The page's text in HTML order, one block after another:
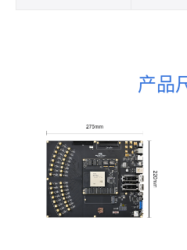
产品